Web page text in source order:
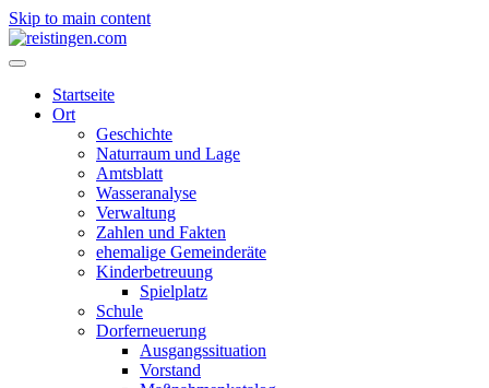
Skip to main content
Startseite
Ort
Geschichte
Naturraum und Lage
Amtsblatt
Wasseranalyse
Verwaltung
Zahlen und Fakten
ehemalige Gemeinderäte
Kinderbetreuung
Spielplatz
Schule
Dorferneuerung
Ausgangssituation
Vorstand